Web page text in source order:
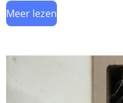
Meer lezen